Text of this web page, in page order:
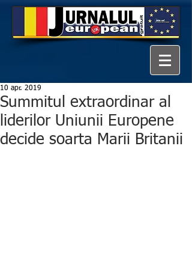
Summitul extraordinar al
liderilor Uniunii Europene
decide soarta Marii Britanii
10 apr. 2019